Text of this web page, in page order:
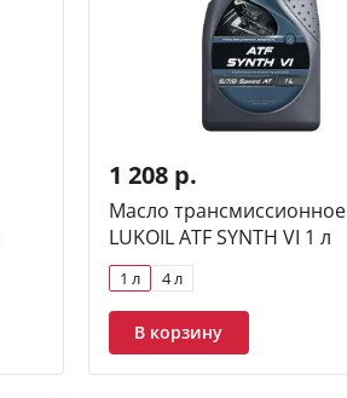
1 208 р.
Масло трансмиссионное
LUKOIL ATF SYNTH VI 1 л
1 л 4 л
В корзину